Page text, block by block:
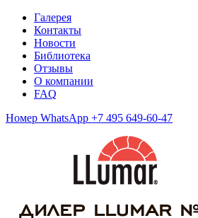
Галерея
Контакты
Новости
Библиотека
Отзывы
О компании
FAQ
Номер WhatsApp +7 495 649-60-47